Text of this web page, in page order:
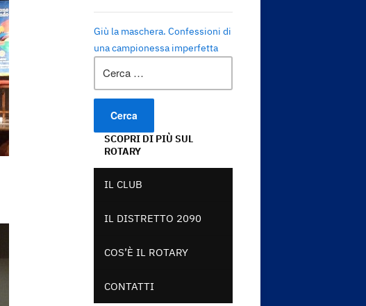
Giù la maschera. Confessioni di
una campionessa imperfetta
per:
SCOPRI DI PIÙ SUL
ROTARY
IL CLUB
IL DISTRETTO 2090
COS’È IL ROTARY
CONTATTI